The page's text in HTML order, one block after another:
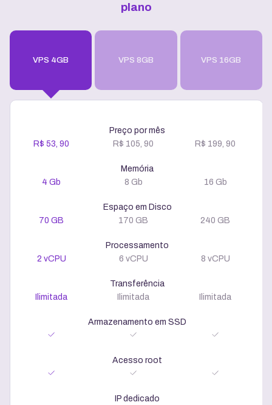
plano
VPS 4GB VPS 8GB VPS 16GB
Preço por mês
R$ 53, 90
R$ 105, 90 R$ 199, 90
Memória
4 Gb
8 Gb 16 Gb
Espaço em Disco
70 GB
170 GB 240 GB
Processamento
2 vCPU
6 vCPU 8 vCPU
Transferência
Ilimitada
Ilimitada Ilimitada
Armazenamento em SSD
Acesso root
IP dedicado